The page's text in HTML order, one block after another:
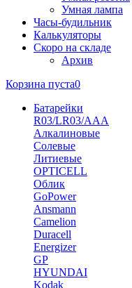
Умная лампа
Часы-будильник
Калькуляторы
Скоро на складе
Архив
Корзина пуста0
Батарейки
R03/LR03/AAA
Алкалиновые
Солевые
Литиевые
OPTICELL
Облик
GoPower
Ansmann
Camelion
Duracell
Energizer
GP
HYUNDAI
Kodak